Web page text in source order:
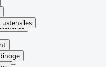
ustensiles